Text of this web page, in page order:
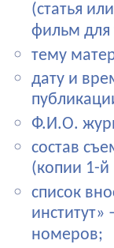
(статья
фильм для
тему
дату и
Ф.И.О.
состав
(копии 1-й
список
номеров;